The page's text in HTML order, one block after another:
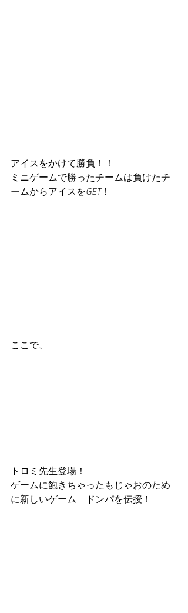
アイスをかけて勝負！！
ミニゲームで勝ったチームは負けたチ
ームからアイスをGET！
ここで、
トロミ先生登場！
ゲームに飽きちゃったもじゃおのため
に新しいゲーム　ドンパを伝授！